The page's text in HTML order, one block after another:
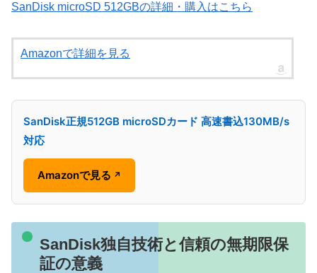
SanDisk microSD 512GBの詳細・購入はこちら
Amazonで詳細を見る
SanDisk正規512GB microSDカード 高速書込130MB/s
対応
Amazonで見る ↗
SanDisk独自技術と信頼の無期限保
証の意義